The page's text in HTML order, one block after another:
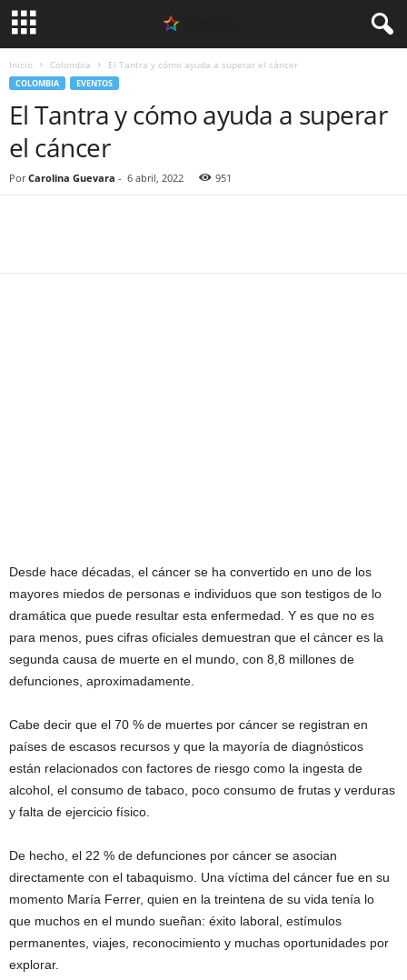
Inicio Colombia El Tantra y cómo ayuda a superar el cáncer
COLOMBIA EVENTOS
El Tantra y cómo ayuda a superar
el cáncer
Por Carolina Guevara - 6 abril, 2022 951
Desde hace décadas, el cáncer se ha convertido en uno de los
mayores miedos de personas e individuos que son testigos de lo
dramática que puede resultar esta enfermedad. Y es que no es
para menos, pues cifras oficiales demuestran que el cáncer es la
segunda causa de muerte en el mundo, con 8,8 millones de
defunciones, aproximadamente.
Cabe decir que el 70 % de muertes por cáncer se registran en
países de escasos recursos y que la mayoría de diagnósticos
están relacionados con factores de riesgo como la ingesta de
alcohol, el consumo de tabaco, poco consumo de frutas y verduras
y falta de ejercicio físico.
De hecho, el 22 % de defunciones por cáncer se asocian
directamente con el tabaquismo. Una víctima del cáncer fue en su
momento María Ferrer, quien en la treintena de su vida tenía lo
que muchos en el mundo sueñan: éxito laboral, estímulos
permanentes, viajes, reconocimiento y muchas oportunidades por
explorar.